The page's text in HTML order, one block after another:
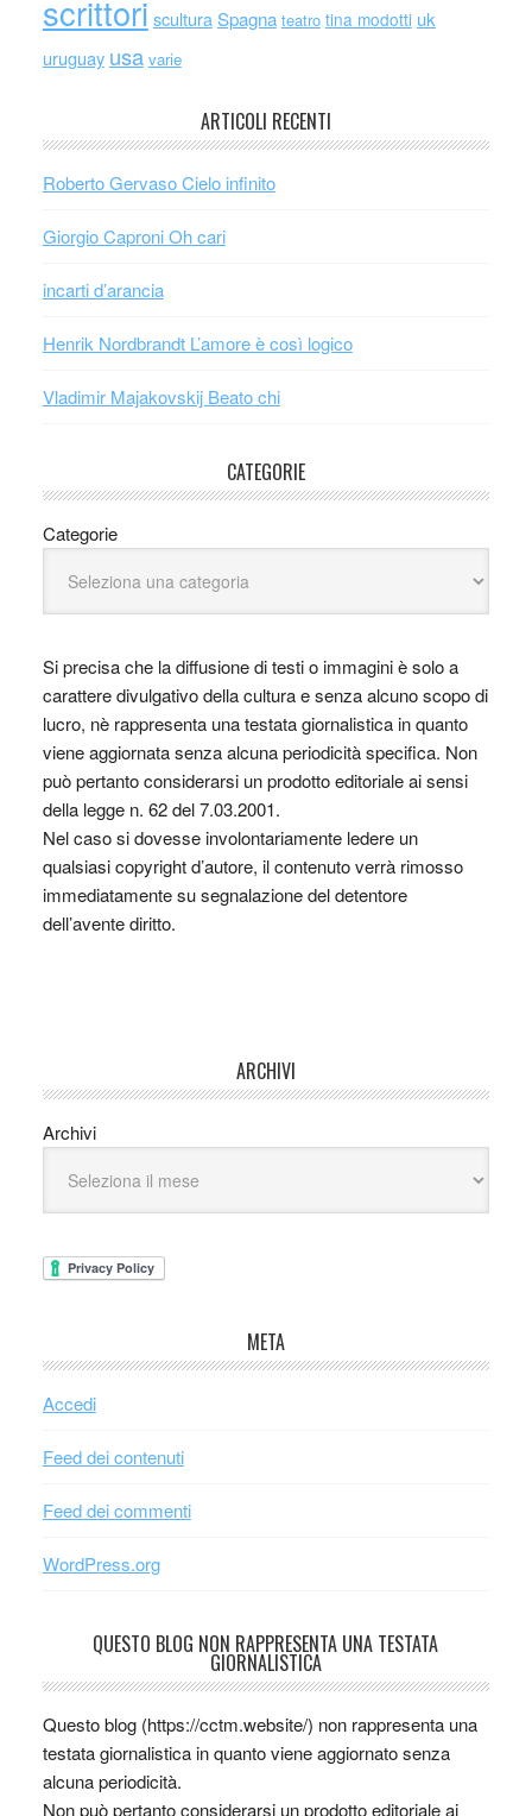
scrittori scultura Spagna teatro tina modotti uk
uruguay usa varie
ARTICOLI RECENTI
Roberto Gervaso Cielo infinito
Giorgio Caproni Oh cari
incarti d’arancia
Henrik Nordbrandt L’amore è così logico
Vladimir Majakovskij Beato chi
CATEGORIE
Categorie
Si precisa che la diffusione di testi o immagini è solo a
carattere divulgativo della cultura e senza alcuno scopo di
lucro, nè rappresenta una testata giornalistica in quanto
viene aggiornata senza alcuna periodicità specifica. Non
può pertanto considerarsi un prodotto editoriale ai sensi
della legge n. 62 del 7.03.2001.
Nel caso si dovesse involontariamente ledere un
qualsiasi copyright d’autore, il contenuto verrà rimosso
immediatamente su segnalazione del detentore
dell’avente diritto.
ARCHIVI
Archivi
META
Accedi
Feed dei contenuti
Feed dei commenti
WordPress.org
QUESTO BLOG NON RAPPRESENTA UNA TESTATA
GIORNALISTICA
Questo blog (https://cctm.website/) non rappresenta una
testata giornalistica in quanto viene aggiornato senza
alcuna periodicità.
Non può pertanto considerarsi un prodotto editoriale ai